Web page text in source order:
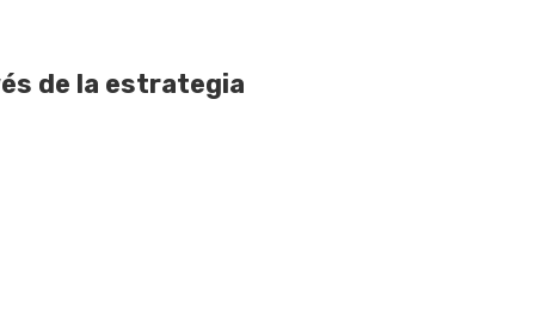
de la estrategia